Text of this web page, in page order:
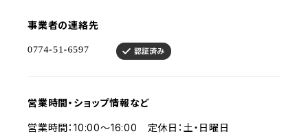
事業者の連絡先
営業時間・ショップ情報など
営業時間：10:00～16:00 定休日：土・日曜日